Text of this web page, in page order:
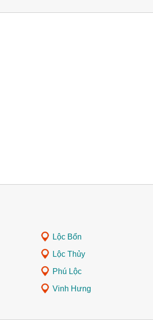
Lộc Bổn
Lộc Thủy
Phú Lộc
Vinh Hưng